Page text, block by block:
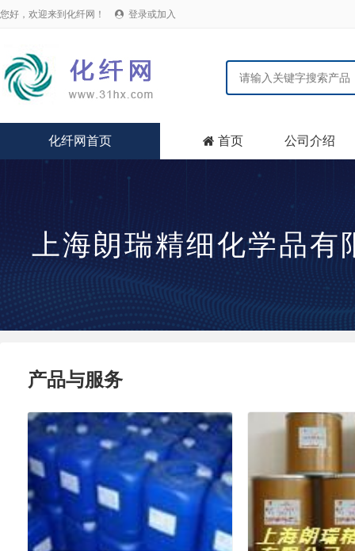
您好，欢迎来到化纤网！  登录或加入
化纤网首页  首页 公司介绍
上海朗瑞精细化学品有
产品与服务